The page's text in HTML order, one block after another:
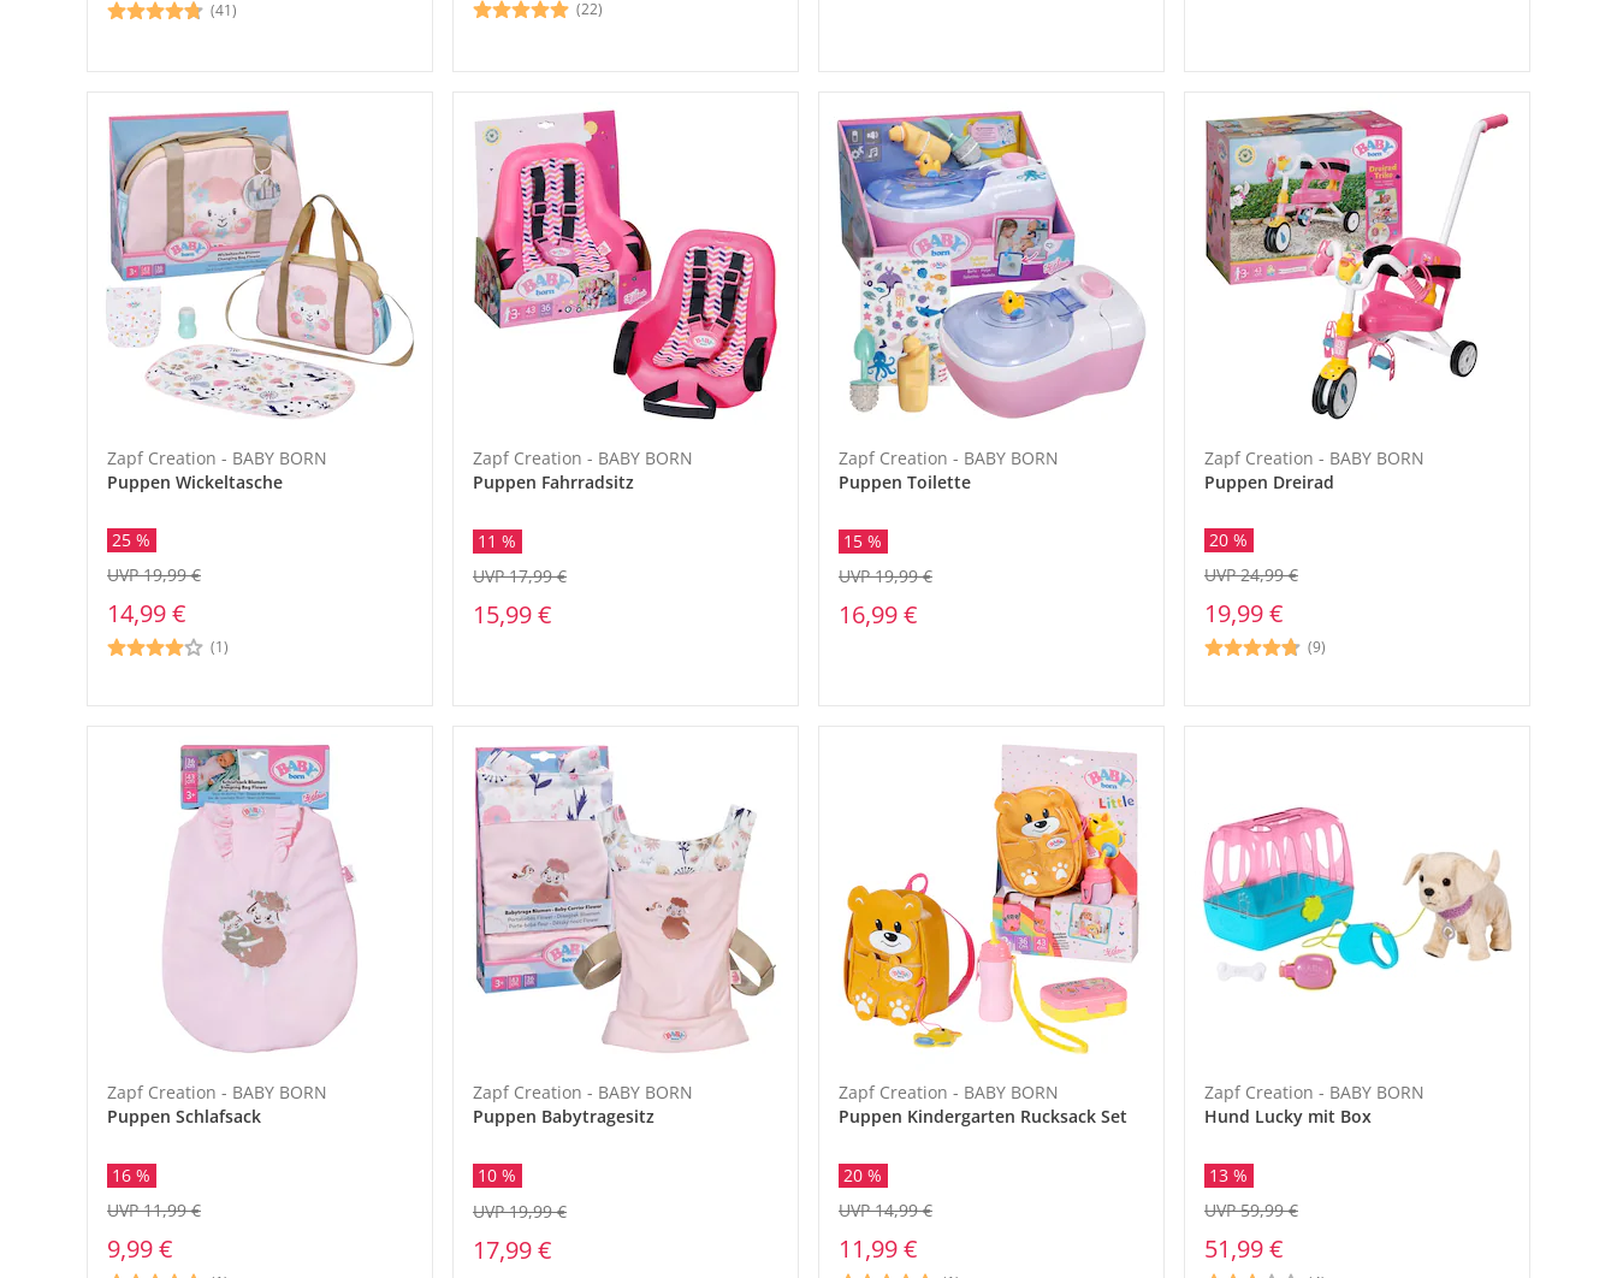
(41) (22)
Zapf Creation - BABY BORN
Puppen Wickeltasche
25 %
14,99 €
UVP 19,99 €
(1)
Zapf Creation - BABY BORN
Puppen Fahrradsitz
11 %
15,99 €
UVP 17,99 €
Zapf Creation - BABY BORN
Puppen Toilette
15 %
16,99 €
UVP 19,99 €
Zapf Creation - BABY BORN
Puppen Dreirad
20 %
19,99 €
UVP 24,99 €
(9)
Zapf Creation - BABY BORN
Puppen Schlafsack
16 %
9,99 €
UVP 11,99 €
Zapf Creation - BABY BORN
Puppen Babytragesitz
10 %
17,99 €
UVP 19,99 €
Zapf Creation - BABY BORN
Puppen Kindergarten Rucksack Set
20 %
11,99 €
UVP 14,99 €
Zapf Creation - BABY BORN
Hund Lucky mit Box
13 %
51,99 €
UVP 59,99 €